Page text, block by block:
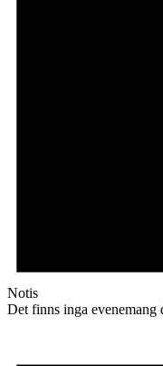
Notis
Det finns inga evenemang